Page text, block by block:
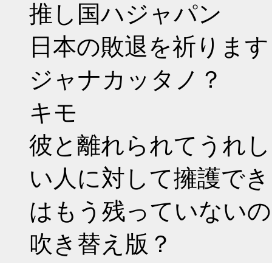
推し国ハジャパン
日本の敗退を祈ります
ジャナカッタノ？
キモ
彼と離れられてうれ
い人に対して擁護で
はもう残っていない
吹き替え版？